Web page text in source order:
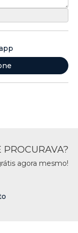
agora mesmo!